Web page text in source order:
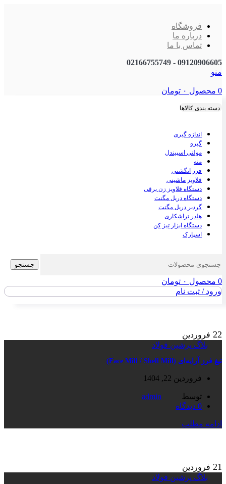
فروشگاه
درباره ما
تماس با ما
09120906605 - 02166755749
منو
0 محصول ۰ تومان
دسته بندی کالاها
اندازه گیری
گیره
مولتی اسپیندل
مته
فرز انگشتی
قلاویز ماشینی
دستگاه قلاویز زن برقی
دستگاه دریل مگنت
گردبر دریل مگنت
هلدر تراشکاری
دستگاه ابزار تیز کن
اسپارک
جستجو
0 محصول ۰ تومان
ورود / ثبت نام
22 فروردین
بلاگ پرشین فولاد
تیغ فرز آرایه‌ای (Face Mill / Shell Mill)
فروردین 22, 1404
توسط
admin
0 دیدگاه
ادامه مطلب
21 فروردین
بلاگ پرشین فولاد